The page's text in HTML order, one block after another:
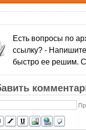
Есть вопросы по
ссылку? -
быстро ее решим.